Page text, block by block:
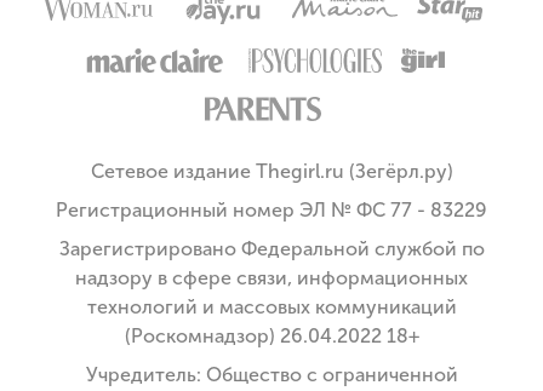
Сетевое издание Thegirl.ru (Зегёрл.ру)
Регистрационный номер ЭЛ № ФС 77 - 83229
Зарегистрировано Федеральной службой по
надзору в сфере связи, информационных
технологий и массовых коммуникаций
(Роскомнадзор) 26.04.2022 18+
Учредитель: Общество с ограниченной